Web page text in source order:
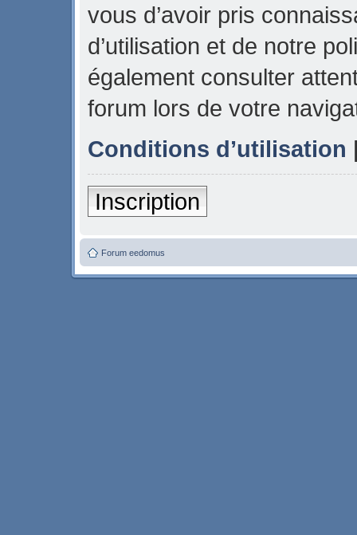
vous d’avoir pris
d’utilisation et de notre
également consulter
forum lors de votre
Conditions d’utilisation
Inscription
Forum eedomus